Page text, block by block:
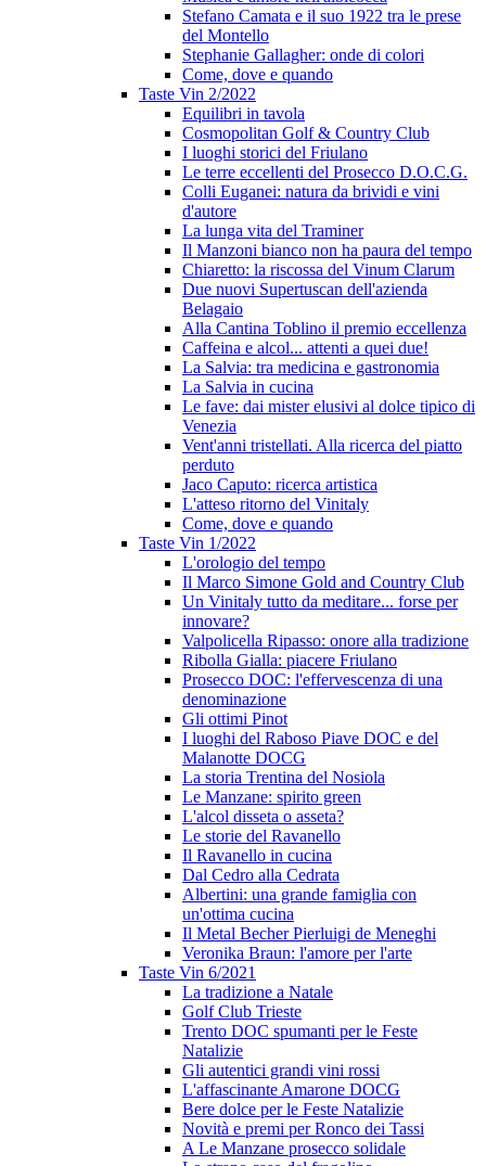
Stefano Camata e il suo 1922 tra le prese
del Montello
Stephanie Gallagher: onde di colori
Come, dove e quando
Taste Vin 2/2022
Equilibri in tavola
Cosmopolitan Golf & Country Club
I luoghi storici del Friulano
Le terre eccellenti del Prosecco D.O.C.G.
Colli Euganei: natura da brividi e vini
d'autore
La lunga vita del Traminer
Il Manzoni bianco non ha paura del tempo
Chiaretto: la riscossa del Vinum Clarum
Due nuovi Supertuscan dell'azienda
Belagaio
Alla Cantina Toblino il premio eccellenza
Caffeina e alcol... attenti a quei due!
La Salvia: tra medicina e gastronomia
La Salvia in cucina
Le fave: dai mister elusivi al dolce tipico di
Venezia
Vent'anni tristellati. Alla ricerca del piatto
perduto
Jaco Caputo: ricerca artistica
L'atteso ritorno del Vinitaly
Come, dove e quando
Taste Vin 1/2022
L'orologio del tempo
Il Marco Simone Gold and Country Club
Un Vinitaly tutto da meditare... forse per
innovare?
Valpolicella Ripasso: onore alla tradizione
Ribolla Gialla: piacere Friulano
Prosecco DOC: l'effervescenza di una
denominazione
Gli ottimi Pinot
I luoghi del Raboso Piave DOC e del
Malanotte DOCG
La storia Trentina del Nosiola
Le Manzane: spirito green
L'alcol disseta o asseta?
Le storie del Ravanello
Il Ravanello in cucina
Dal Cedro alla Cedrata
Albertini: una grande famiglia con
un'ottima cucina
Il Metal Becher Pierluigi de Meneghi
Veronika Braun: l'amore per l'arte
Taste Vin 6/2021
La tradizione a Natale
Golf Club Trieste
Trento DOC spumanti per le Feste
Natalizie
Gli autentici grandi vini rossi
L'affascinante Amarone DOCG
Bere dolce per le Feste Natalizie
Novità e premi per Ronco dei Tassi
A Le Manzane prosecco solidale